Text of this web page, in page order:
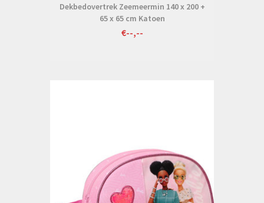
Dekbedovertrek Zeemeermin 140 x 200 +
65 x 65 cm Katoen
€--,--